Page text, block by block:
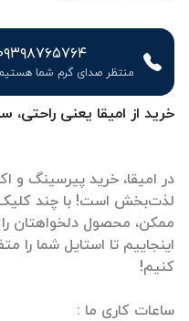
خرید از امیقا یعنی
در امیقا، خرید پیرسینگ
لذت‌بخش است! با چند
ممکن، محصول دلخواهتان
اینجاییم تا استایل شما را
منتظر صدای گرم شما